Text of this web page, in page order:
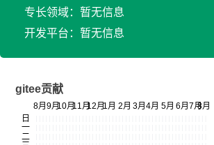
专长领域：暂无信息
开发平台：暂无信息
gitee贡献